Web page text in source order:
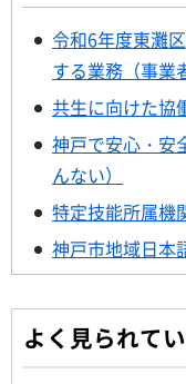
令和6年度東灘
する業務（事業
共生に向けた協
神戸で安心・安
んない）
特定技能所属機
神戸市地域日本
よく見られて